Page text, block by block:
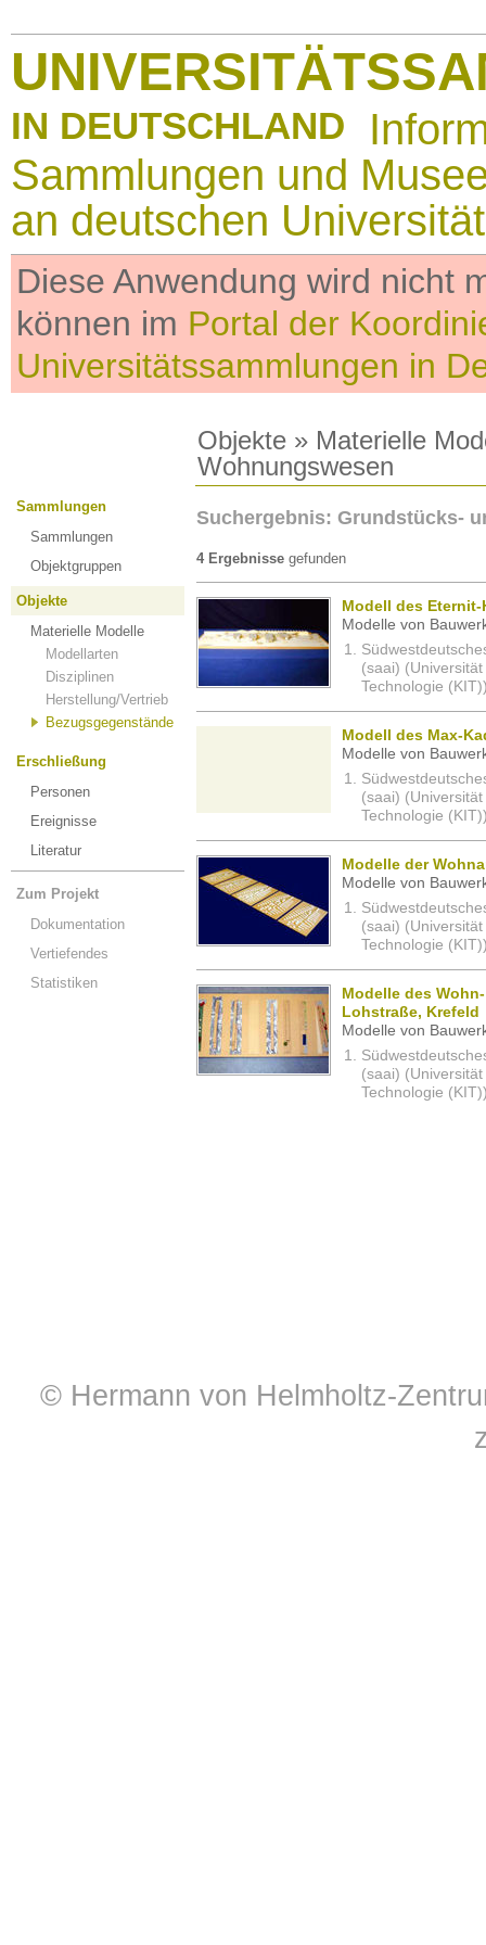
IN DEUTSCHLAND
Sammlungen und
an deutschen
Diese Anwendung wird nicht
können im Portal der
Universitätssammlungen in
Objekte » Materielle
Wohnungswesen
Sammlungen
Sammlungen
Objektgruppen
Objekte
Materielle Modelle
Modellarten
Disziplinen
Herstellung/Vertrieb
Bezugsgegenstände
Erschließung
Personen
Ereignisse
Literatur
Zum Projekt
Dokumentation
Vertiefendes
Statistiken
Suchergebnis: Grundstücks-
4 Ergebnisse gefunden
Modell des
Modelle von
(saai)
Technologie
Modell des Max-
Modelle von
(saai)
Technologie
Modelle der
Modelle von
(saai)
Technologie
Modelle des
Lohstraße, Krefeld
Modelle von
(saai)
Technologie
© Hermann von Helmholtz-